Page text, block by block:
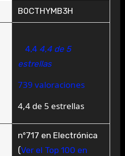
B0CTHYMB3H
4,4 4,4 de 5
estrellas
739 valoraciones
4,4 de 5 estrellas
nº717 en Electrónica
(Ver el Top 100 en